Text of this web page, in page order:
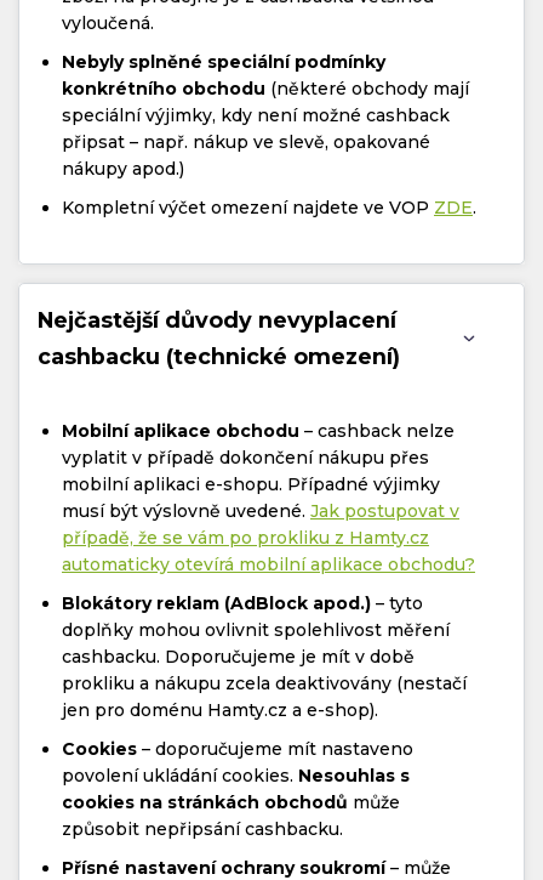
vyloučená.
Nebyly splněné speciální podmínky
konkrétního obchodu (některé obchody mají
speciální výjimky, kdy není možné cashback
připsat – např. nákup ve slevě, opakované
nákupy apod.)
Kompletní výčet omezení najdete ve VOP ZDE.
Nejčastější důvody nevyplacení
cashbacku (technické omezení)
Mobilní aplikace obchodu – cashback nelze
vyplatit v případě dokončení nákupu přes
mobilní aplikaci e-shopu. Případné výjimky
musí být výslovně uvedené. Jak postupovat v
případě, že se vám po prokliku z Hamty.cz
automaticky otevírá mobilní aplikace obchodu?
Blokátory reklam (AdBlock apod.) – tyto
doplňky mohou ovlivnit spolehlivost měření
cashbacku. Doporučujeme je mít v době
prokliku a nákupu zcela deaktivovány (nestačí
jen pro doménu Hamty.cz a e-shop).
Cookies – doporučujeme mít nastaveno
povolení ukládání cookies. Nesouhlas s
cookies na stránkách obchodů může
způsobit nepřipsání cashbacku.
Přísné nastavení ochrany soukromí– může